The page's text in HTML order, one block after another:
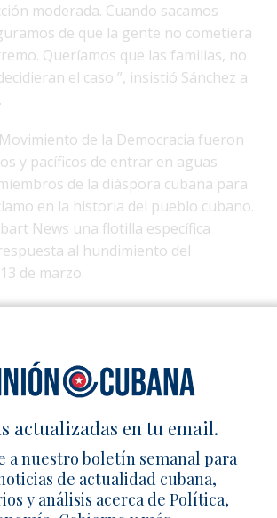
moderada. Cuando sacamos
de que la gente no cometiera
Queríamos que las familias, no
el caso ”, insistió Sánchez a
de la Democracia fueron
y pacíficos de entrar en aguas
de la diáspora cubana para
en la historia del pueblo cubano.
News una flotilla específica
al hundimiento del
de marzo.
63 cubanoshuyóhacia América
a pesar de que La Habana activó el
se dirigió hacia los Estados Unidos
de la Unión Soviética, y utilizó
a presión para hundirla. De los
41 murieron, incluidos al menos
joven tenía seis meses.
a los niños asesinados en el13 de
actualizadas en tu email.
a nuestro boletín semanal para
de actualidad cubana,
y análisis acerca de Política,